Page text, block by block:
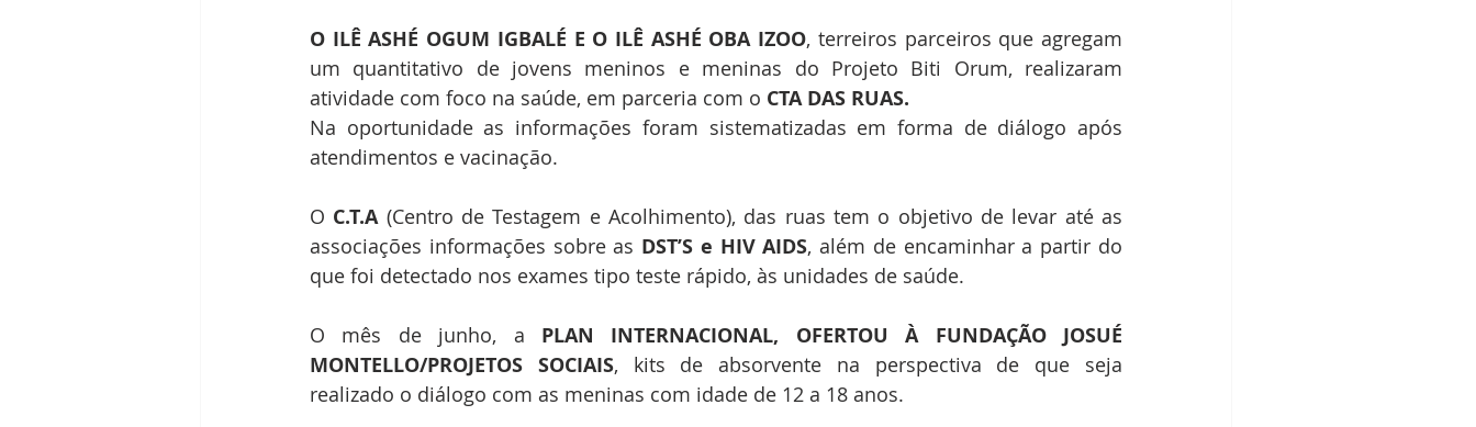
O ILÊ ASHÉ OGUM IGBALÉ E O ILÊ ASHÉ OBA IZOO, terreiros parceiros que agregam
um quantitativo de jovens meninos e meninas do Projeto Biti Orum, realizaram
atividade com foco na saúde, em parceria com o CTA DAS RUAS.
Na oportunidade as informações foram sistematizadas em forma de diálogo após
atendimentos e vacinação.
O C.T.A (Centro de Testagem e Acolhimento), das ruas tem o objetivo de levar até as
associações informações sobre as DST’S e HIV AIDS, além de encaminhar a partir do
que foi detectado nos exames tipo teste rápido, às unidades de saúde.
O mês de junho, a PLAN INTERNACIONAL, OFERTOU À FUNDAÇÃO JOSUÉ
MONTELLO/PROJETOS SOCIAIS, kits de absorvente na perspectiva de que seja
realizado o diálogo com as meninas com idade de 12 a 18 anos.